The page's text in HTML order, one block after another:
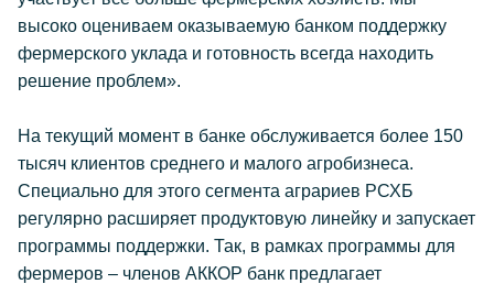
высоко оцениваем оказываемую банком поддержку
фермерского уклада и готовность всегда находить
решение проблем».
На текущий момент в банке обслуживается более 150
тысяч клиентов среднего и малого агробизнеса.
Специально для этого сегмента аграриев РСХБ
регулярно расширяет продуктовую линейку и запускает
программы поддержки. Так, в рамках программы для
фермеров – членов АККОР банк предлагает